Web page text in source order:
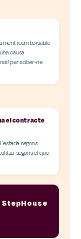
reemborsable
causa
per saber-ne
el contracte
segons
segons el que
StepHouse